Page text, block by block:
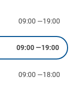
09:00 —19:00
09:00—19:00
09:00 —18:00